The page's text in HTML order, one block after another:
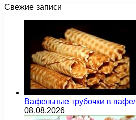
Свежие записи
Вафельные трубочки в
08.08.2026